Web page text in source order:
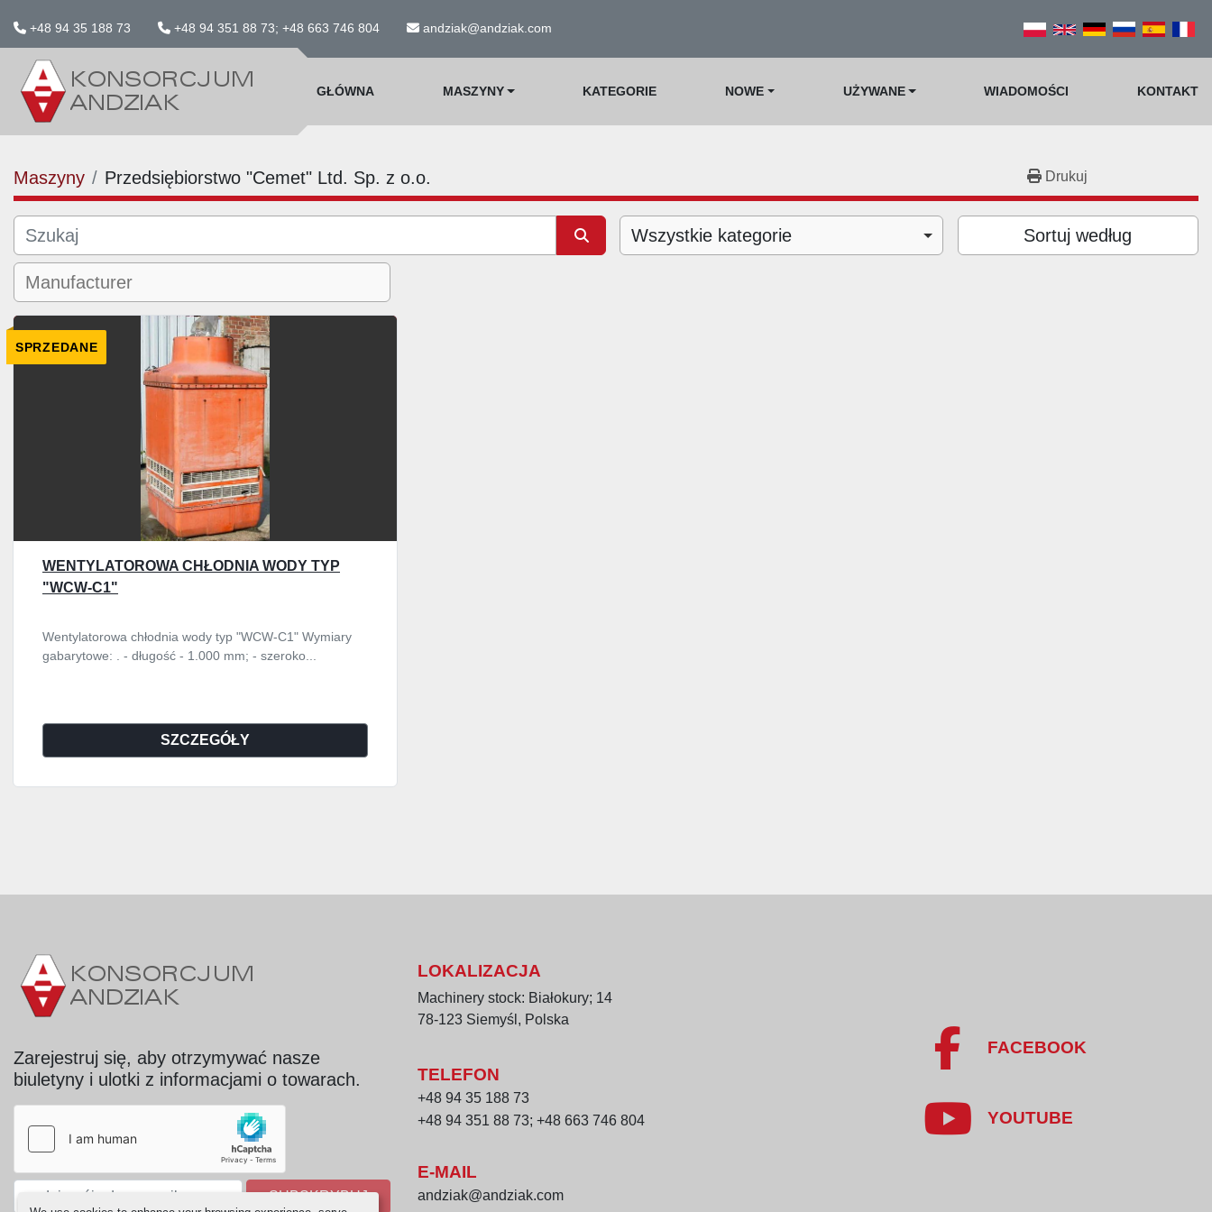
+48 94 35 188 73 +48 94 351 88 73; +48 663 746 804 andziak@andziak.com
GŁÓWNA MASZYNY KATEGORIE NOWE UŻYWANE WIADOMOŚCI KONTAKT
Maszyny Przedsiębiorstwo "Cemet" Ltd. Sp. z o.o. Drukuj
Wszystkie kategorie Sortuj według
SPRZEDANE
WENTYLATOROWA CHŁODNIA WODY TYP
"WCW-C1"
Wentylatorowa chłodnia wody typ "WCW-C1" Wymiary
gabarytowe: . - długość - 1.000 mm; - szeroko...
SZCZEGÓŁY
Zarejestruj się, aby otrzymywać nasze
biuletyny i ulotki z informacjami o towarach.
SUBSKRYBUJ
LOKALIZACJA
Machinery stock: Białokury; 14
78-123 Siemyśl, Polska
TELEFON
+48 94 35 188 73
+48 94 351 88 73; +48 663 746 804
E-MAIL
andziak@andziak.com
FACEBOOK
YOUTUBE